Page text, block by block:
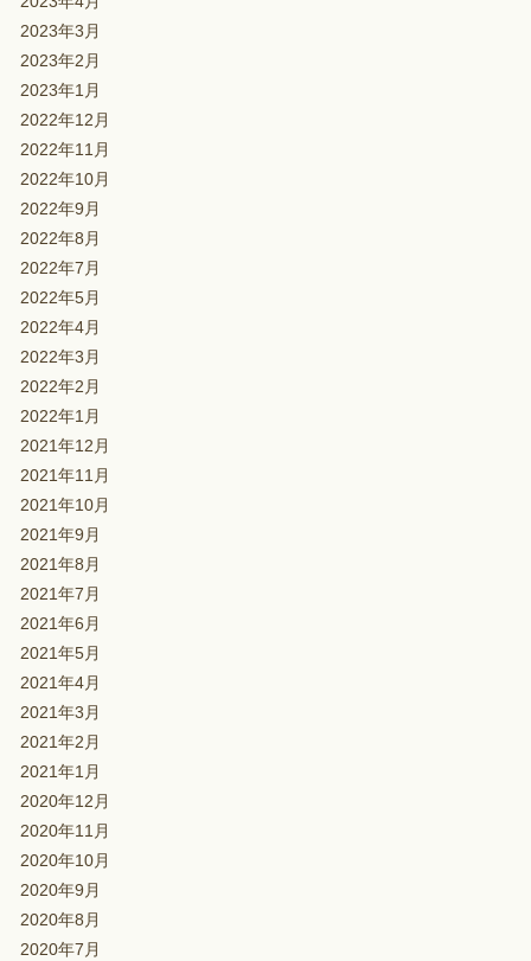
2023年3月
2023年2月
2023年1月
2022年12月
2022年11月
2022年10月
2022年9月
2022年8月
2022年7月
2022年5月
2022年4月
2022年3月
2022年2月
2022年1月
2021年12月
2021年11月
2021年10月
2021年9月
2021年8月
2021年7月
2021年6月
2021年5月
2021年4月
2021年3月
2021年2月
2021年1月
2020年12月
2020年11月
2020年10月
2020年9月
2020年8月
2020年7月